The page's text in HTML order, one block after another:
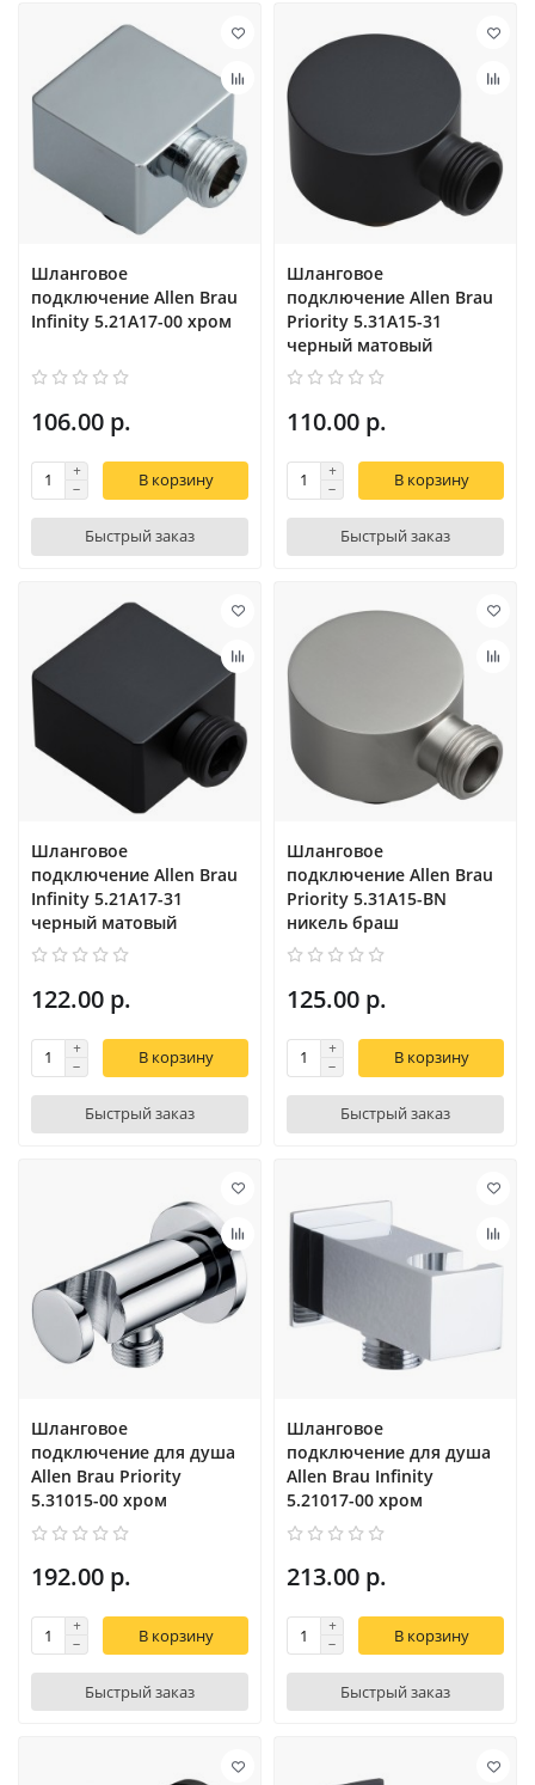
Шланговое
подключение Allen Brau
Infinity 5.21A17-00 хром
106.00 р.
В корзину
Быстрый заказ
Шланговое
подключение Allen Brau
Priority 5.31A15-31
черный матовый
110.00 р.
В корзину
Быстрый заказ
Шланговое
подключение Allen Brau
Infinity 5.21A17-31
черный матовый
122.00 р.
В корзину
Быстрый заказ
Шланговое
подключение Allen Brau
Priority 5.31A15-BN
никель браш
125.00 р.
В корзину
Быстрый заказ
Шланговое
подключение для душа
Allen Brau Priority
5.31015-00 хром
192.00 р.
В корзину
Быстрый заказ
Шланговое
подключение для душа
Allen Brau Infinity
5.21017-00 хром
213.00 р.
В корзину
Быстрый заказ